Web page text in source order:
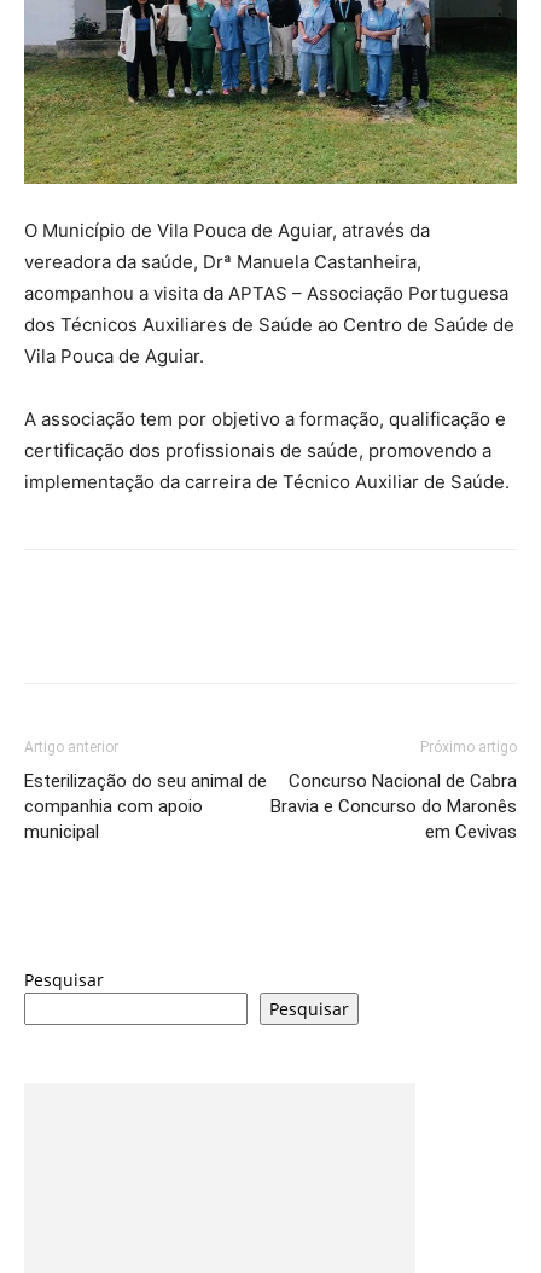
O Município de Vila Pouca de Aguiar, através da
vereadora da saúde, Drª Manuela Castanheira,
acompanhou a visita da APTAS – Associação Portuguesa
dos Técnicos Auxiliares de Saúde ao Centro de Saúde de
Vila Pouca de Aguiar.
A associação tem por objetivo a formação, qualificação e
certificação dos profissionais de saúde, promovendo a
implementação da carreira de Técnico Auxiliar de Saúde.
Artigo anterior
Esterilização do seu animal de
companhia com apoio
municipal
Próximo artigo
Concurso Nacional de Cabra
Bravia e Concurso do Maronês
em Cevivas
Pesquisar
Pesquisar